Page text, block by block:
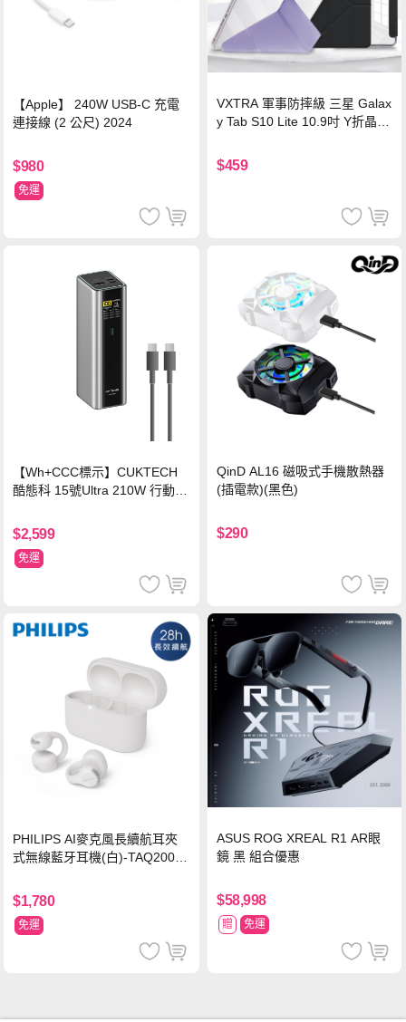
【Apple】 240W USB-C 充電
連接線 (2 公尺) 2024
$980
免運
VXTRA 軍事防摔級 三星 Galax
y Tab S10 Lite 10.9吋 Y折晶透
$459
【Wh+CCC標示】CUKTECH
酷態科 15號Ultra 210W 行動電
$2,599
免運
QinD AL16 磁吸式手機散熱器
(插電款)(黑色)
$290
PHILIPS AI麥克風長續航耳夾
式無線藍牙耳機(白)-TAQ2000
$1,780
免運
ASUS ROG XREAL R1 AR眼
鏡 黑 組合優惠
$58,998
贈 免運